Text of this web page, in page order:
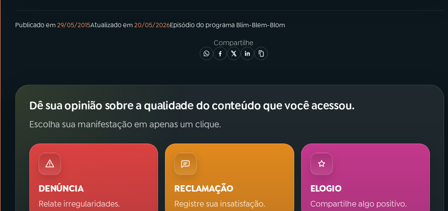
Publicado em29/05/2015Atualizado em20/05/2026Episódiodo programa Blim-Blem-Blom
Compartilhe
Dê sua opinião sobre a qualidade do conteúdo que você acessou.
Escolha sua manifestação em apenas um clique.
DENÚNCIA
Relate irregularidades.
RECLAMAÇÃO
Registre sua insatisfação.
ELOGIO
Compartilhe algo positivo.